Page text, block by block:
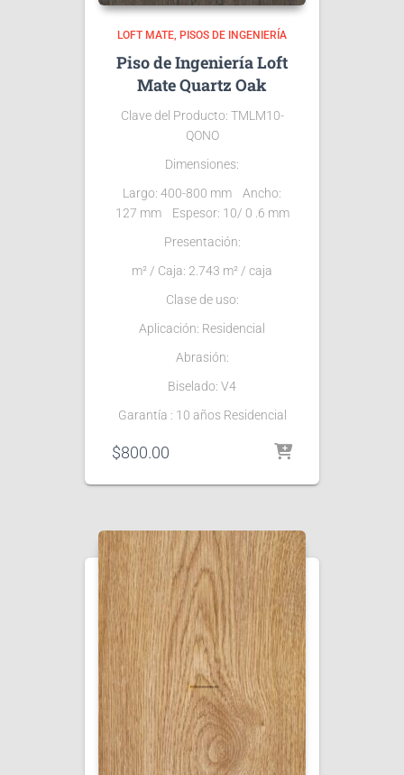
LOFT MATE PISOS DE INGENIERÍA
Piso de Ingeniería Loft
Mate Quartz Oak
Clave del Producto: TMLM10-
QONO
Dimensiones:
Largo: 400-800 mm Ancho:
127 mm Espesor: 10/ 0 .6 mm
Presentación:
m² / Caja: 2.743 m² / caja
Clase de uso:
Aplicación: Residencial
Abrasión:
Biselado: V4
Garantía : 10 años Residencial
$800.00